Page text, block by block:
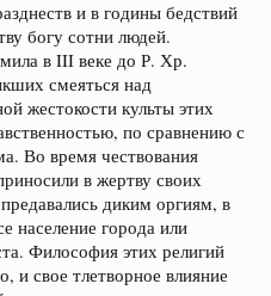
и в годины бедствий
богу сотни людей.
в III веке до Р. Хр.
смеяться над
жестокости культы этих
по сравнению с
Во время чествования
в жертву своих
диким оргиям, в
население города или
Философия этих религий
и свое тлетворное влияние